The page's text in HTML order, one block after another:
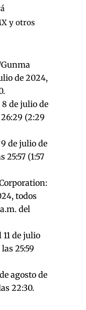
y otros
de 2024,
de julio de
(2:29
de julio de
25:57 (1:57
todos
del
de julio
25:59
agosto de
22:30.